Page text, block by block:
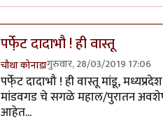
पर्फे़ट दादाभौ ! ही वास्तू
चौथा कोनाडागुरुवार, 28/03/2019 17:06
In reply toजामी मस्जिद / होशंग
पर्फे़ट दादाभौ ! ही वास्तू मांडू,
मांडवगड चे सगळे महाल/पुरातन
आहेत...